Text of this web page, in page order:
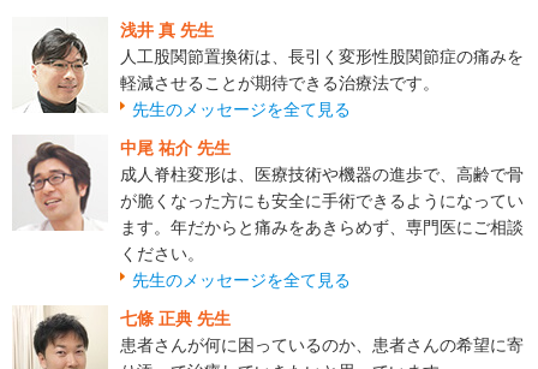
浅井 真 先生
人工股関節置換術は、長引く変形性股関節症の痛みを
軽減させることが期待できる治療法です。
先生のメッセージを全て見る
中尾 祐介 先生
成人脊柱変形は、医療技術や機器の進歩で、高齢で骨
が脆くなった方にも安全に手術できるようになってい
ます。年だからと痛みをあきらめず、専門医にご相談
ください。
先生のメッセージを全て見る
七條 正典 先生
患者さんが何に困っているのか、患者さんの希望に寄